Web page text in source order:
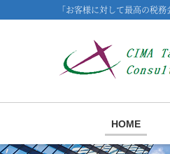
「お客様に対して最高の税
HOME